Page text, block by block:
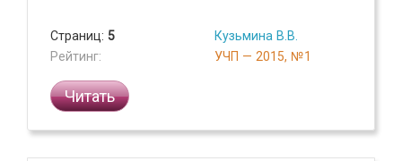
Страниц: 5
Рейтинг:
Кузьмина В.В.
УЧП — 2015, №1
Читать